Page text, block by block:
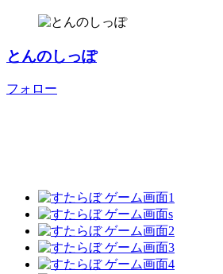
とんのしっぽ
フォロー